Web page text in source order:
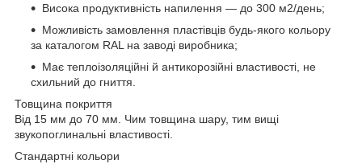
Висока продуктивність напилення — до 300 м2/день;
Можливість замовлення пластівців будь-якого кольору
за каталогом RAL на заводі виробника;
Має теплоізоляційні й антикорозійні властивості, не
схильний до гниття.
Товщина покриття
Від 15 мм до 70 мм. Чим товщина шару, тим вищі
звукопоглинальні властивості.
Стандартні кольори